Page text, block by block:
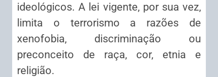
ideológicos. A lei vigente, por sua vez,
limita o terrorismo a razões de
xenofobia, discriminação ou
preconceito de raça, cor, etnia e
religião.